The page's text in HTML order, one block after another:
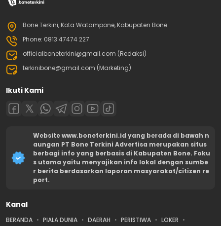
Bone Terkini, Kota Watampone, Kabupaten Bone
Phone: 0813 47474 227
officialboneterkini@gmail.com (Redaksi)
terkinibone@gmail.com (Marketing)
Ikuti Kami
Website www.boneterkini.id yang berada di bawah n
aungan PT Bone Terkini Advertisa merupakan situs
berbagi info yang berbasis di Kabupaten Bone. Foku
s utama yaitu menyajikan info lokal dengan sumbe
r berita berdasarkan laporan masyarakat/citizen re
port.
Kanal
BERANDA PIALA DUNIA DAERAH PERISTIWA
LOKER